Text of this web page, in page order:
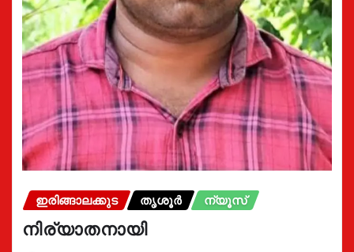
ഇരിങ്ങാലക്കുട തൃശൂർ ന്യൂസ്
നിര്യാതനായി